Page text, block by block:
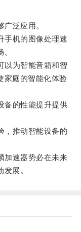
泛应用。
机的图像处理速
为智能音箱和智
家庭的智能化体验
的性能提升提供
推动智能设备的
速器势必在未来
展。